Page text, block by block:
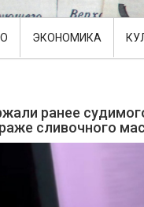
ЭКОНОМИКА
ранее
сливочного